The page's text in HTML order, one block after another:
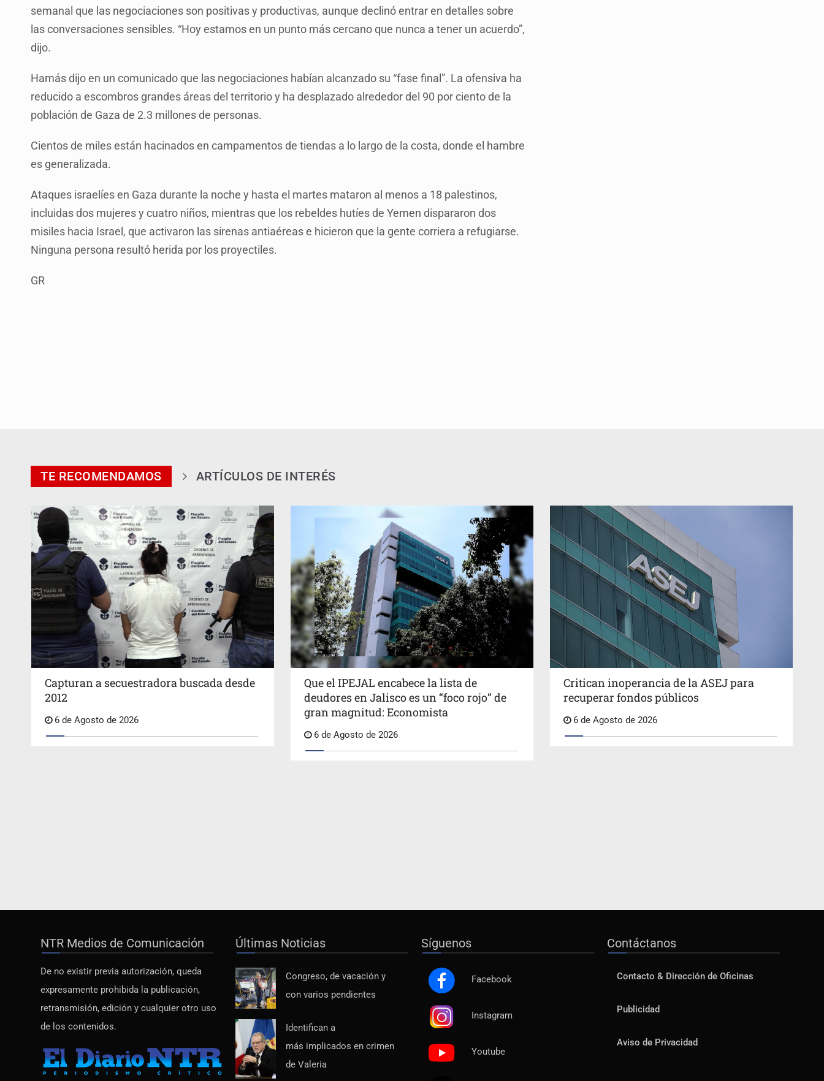
semanal que las negociaciones son positivas y productivas, aunque declinó entrar en detalles sobre
las conversaciones sensibles. “Hoy estamos en un punto más cercano que nunca a tener un acuerdo”,
dijo.
Hamás dijo en un comunicado que las negociaciones habían alcanzado su “fase final”. La ofensiva ha
reducido a escombros grandes áreas del territorio y ha desplazado alrededor del 90 por ciento de la
población de Gaza de 2.3 millones de personas.
Cientos de miles están hacinados en campamentos de tiendas a lo largo de la costa, donde el hambre
es generalizada.
Ataques israelíes en Gaza durante la noche y hasta el martes mataron al menos a 18 palestinos,
incluidas dos mujeres y cuatro niños, mientras que los rebeldes hutíes de Yemen dispararon dos
misiles hacia Israel, que activaron las sirenas antiaéreas e hicieron que la gente corriera a refugiarse.
Ninguna persona resultó herida por los proyectiles.
GR
TE RECOMENDAMOS ARTÍCULOS DE INTERÉS
Capturan a secuestradora buscada desde
2012
6 de Agosto de 2026
Que el IPEJAL encabece la lista de
deudores en Jalisco es un “foco rojo” de
gran magnitud: Economista
6 de Agosto de 2026
Critican inoperancia de la ASEJ para
recuperar fondos públicos
6 de Agosto de 2026
NTR Medios de Comunicación
De no existir previa autorización, queda
expresamente prohibida la publicación,
retransmisión, edición y cualquier otro uso
de los contenidos.
Últimas Noticias
Congreso, de vacación y
con varios pendientes
Identifican a
más implicados en crimen
de Valeria
Síguenos
Facebook
Instagram
Youtube
Contáctanos
Contacto & Dirección de Oficinas
Publicidad
Aviso de Privacidad